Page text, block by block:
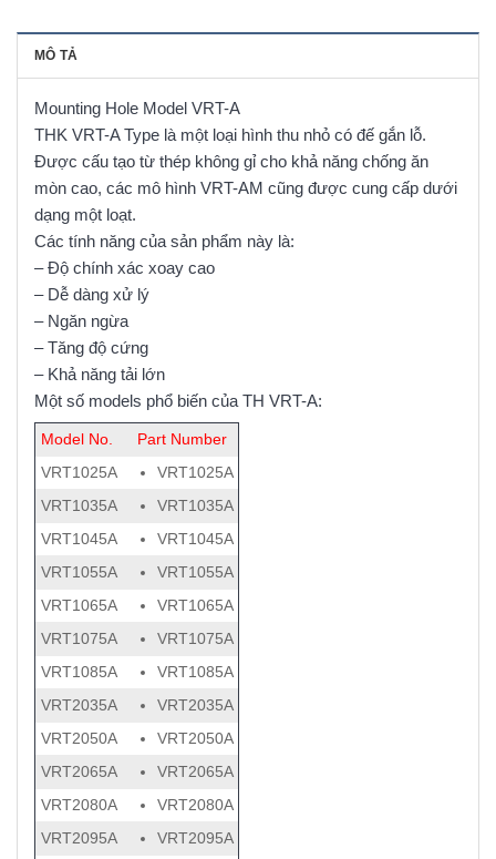
MÔ TẢ
Mounting Hole Model VRT-A
THK VRT-A Type là một loại hình thu nhỏ có đế gắn lỗ.
Được cấu tạo từ thép không gỉ cho khả năng chống ăn
mòn cao, các mô hình VRT-AM cũng được cung cấp dưới
dạng một loạt.
Các tính năng của sản phẩm này là:
– Độ chính xác xoay cao
– Dễ dàng xử lý
– Ngăn ngừa
– Tăng độ cứng
– Khả năng tải lớn
Một số models phổ biến của TH VRT-A:
Model No.
Part Number
VRT1025A
VRT1025A
VRT1035A
VRT1035A
VRT1045A
VRT1045A
VRT1055A
VRT1055A
VRT1065A
VRT1065A
VRT1075A
VRT1075A
VRT1085A
VRT1085A
VRT2035A
VRT2035A
VRT2050A
VRT2050A
VRT2065A
VRT2065A
VRT2080A
VRT2080A
VRT2095A
VRT2095A